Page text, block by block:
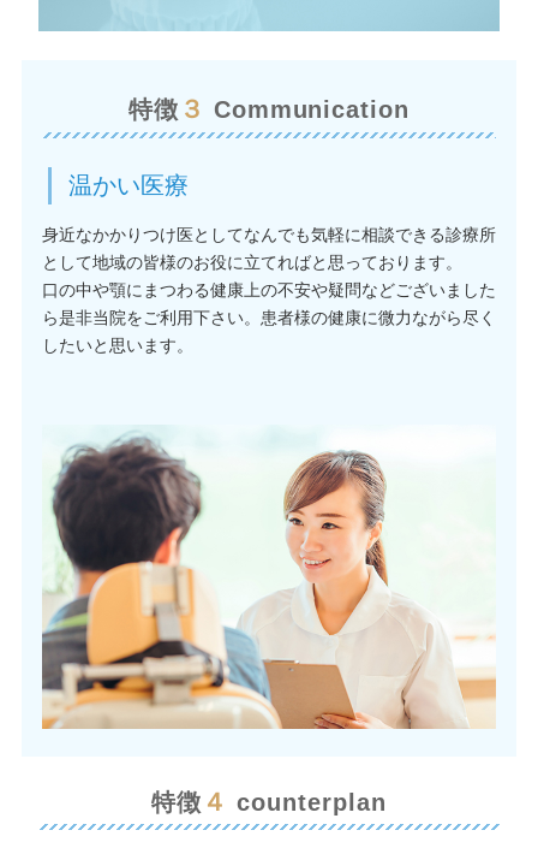
特徴 ３ Communication
温かい医療
身近なかかりつけ医としてなんでも気軽に相談できる診療所
として地域の皆様のお役に立てればと思っております。
口の中や顎にまつわる健康上の不安や疑問などございました
ら是非当院をご利用下さい。患者様の健康に微力ながら尽く
したいと思います。
特徴 ４ counterplan